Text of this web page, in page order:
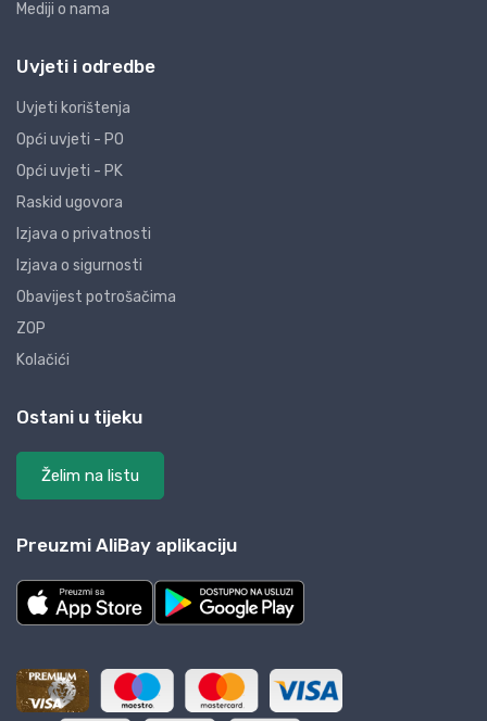
Mediji o nama
Uvjeti i odredbe
Uvjeti korištenja
Opći uvjeti - PO
Opći uvjeti - PK
Raskid ugovora
Izjava o privatnosti
Izjava o sigurnosti
Obavijest potrošačima
ZOP
Kolačići
Ostani u tijeku
Želim na listu
Preuzmi AliBay aplikaciju